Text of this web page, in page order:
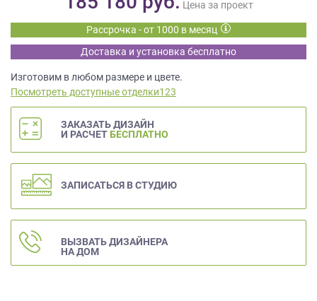
Цена за проект
Рассрочка - от 1000 в месяц
Доставка и установка бесплатно
Изготовим в любом размере и цвете.
Посмотреть доступные отделки123
ЗАКАЗАТЬ ДИЗАЙН
И РАСЧЕТ БЕСПЛАТНО
ЗАПИСАТЬСЯ В СТУДИЮ
ВЫЗВАТЬ ДИЗАЙНЕРА
НА ДОМ